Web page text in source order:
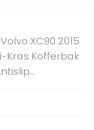
XC90 2015
Kras Kofferbak